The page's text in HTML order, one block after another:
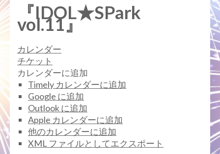
(Enter
を
押
す)
『IDOL★SPark
vol.11』
カレンダー
チケット
カレンダーに追加
Timely カレンダーに追加
Google に追加
Outlook に追加
Apple カレンダーに追加
他のカレンダーに追加
XML ファイルとしてエクスポート